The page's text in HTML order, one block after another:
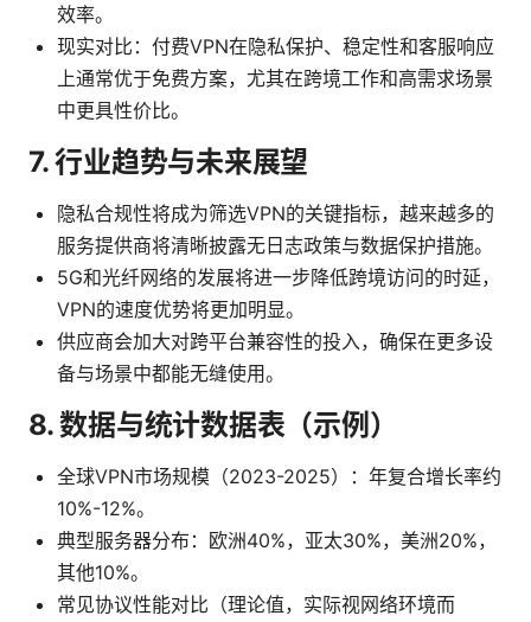
效率。
现实对比：付费VPN在隐私保护、稳定性和客服响应
上通常优于免费方案，尤其在跨境工作和高需求场景
中更具性价比。
7. 行业趋势与未来展望
隐私合规性将成为筛选VPN的关键指标，越来越多的
服务提供商将清晰披露无日志政策与数据保护措施。
5G和光纤网络的发展将进一步降低跨境访问的时延，
VPN的速度优势将更加明显。
供应商会加大对跨平台兼容性的投入，确保在更多设
备与场景中都能无缝使用。
8. 数据与统计数据表（示例）
全球VPN市场规模（2023-2025）：年复合增长率约
10%-12%。
典型服务器分布：欧洲40%，亚太30%，美洲20%，
其他10%。
常见协议性能对比（理论值，实际视网络环境而